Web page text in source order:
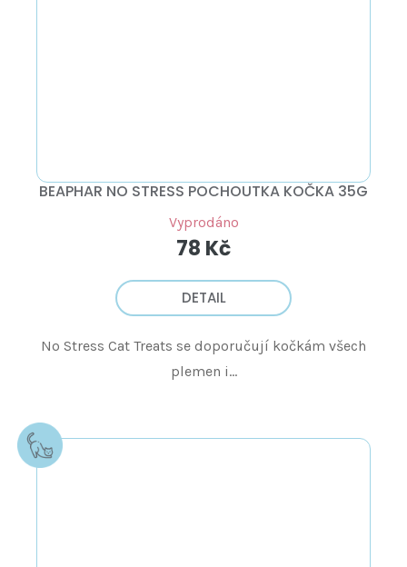
BEAPHAR NO STRESS POCHOUTKA KOČKA 35G
Vyprodáno
78 Kč
DETAIL
No Stress Cat Treats se doporučují kočkám všech
plemen i...